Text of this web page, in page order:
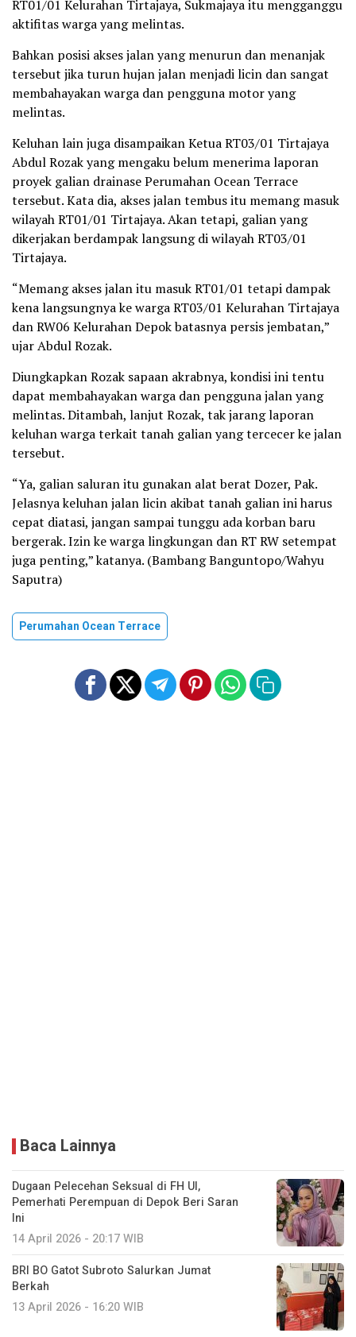
RT01/01 Kelurahan Tirtajaya, Sukmajaya itu mengganggu
aktifitas warga yang melintas.
Bahkan posisi akses jalan yang menurun dan menanjak
tersebut jika turun hujan jalan menjadi licin dan sangat
membahayakan warga dan pengguna motor yang
melintas.
Keluhan lain juga disampaikan Ketua RT03/01 Tirtajaya
Abdul Rozak yang mengaku belum menerima laporan
proyek galian drainase Perumahan Ocean Terrace
tersebut. Kata dia, akses jalan tembus itu memang masuk
wilayah RT01/01 Tirtajaya. Akan tetapi, galian yang
dikerjakan berdampak langsung di wilayah RT03/01
Tirtajaya.
“Memang akses jalan itu masuk RT01/01 tetapi dampak
kena langsungnya ke warga RT03/01 Kelurahan Tirtajaya
dan RW06 Kelurahan Depok batasnya persis jembatan,”
ujar Abdul Rozak.
Diungkapkan Rozak sapaan akrabnya, kondisi ini tentu
dapat membahayakan warga dan pengguna jalan yang
melintas. Ditambah, lanjut Rozak, tak jarang laporan
keluhan warga terkait tanah galian yang tercecer ke jalan
tersebut.
“Ya, galian saluran itu gunakan alat berat Dozer, Pak.
Jelasnya keluhan jalan licin akibat tanah galian ini harus
cepat diatasi, jangan sampai tunggu ada korban baru
bergerak. Izin ke warga lingkungan dan RT RW setempat
juga penting,” katanya. (Bambang Banguntopo/Wahyu
Saputra)
Perumahan Ocean Terrace
Baca Lainnya
Dugaan Pelecehan Seksual di FH UI,
Pemerhati Perempuan di Depok Beri Saran
Ini
14 April 2026 - 20:17 WIB
BRI BO Gatot Subroto Salurkan Jumat
Berkah
13 April 2026 - 16:20 WIB